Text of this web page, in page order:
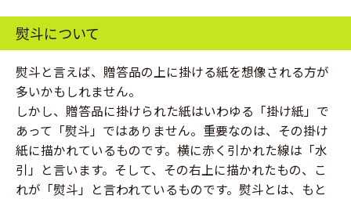
熨斗について
熨斗と言えば、贈答品の上に掛ける紙を想像される方が
多いかもしれません。
しかし、贈答品に掛けられた紙はいわゆる「掛け紙」で
あって「熨斗」ではありません。重要なのは、その掛け
紙に描かれているものです。横に赤く引かれた線は「水
引」と言います。そして、その右上に描かれたもの、こ
れが「熨斗」と言われているものです。熨斗とは、もと